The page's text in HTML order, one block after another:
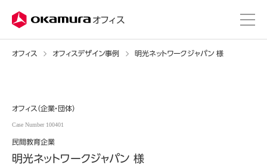
オフィス
オフィス オフィスデザイン事例 明光ネットワークジャパン 様
オフィス（企業・団体）
Case Number 100401
民間教育企業
明光ネットワークジャパン 様